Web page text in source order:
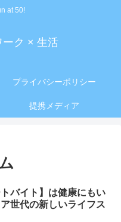
at 50!
ーク × 生活
プライバシーポリシー
提携メディア
トバイト】は健康にもい
世代の新しいライフス